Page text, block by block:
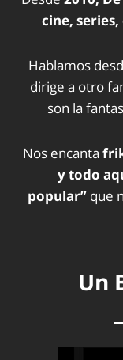
cine,
Hablamos
dirige a otro
son la
Nos encanta
y todo
popular” que
Un